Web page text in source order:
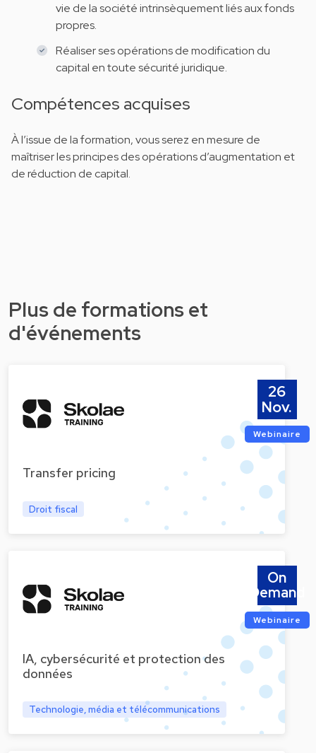
vie de la société intrinsèquement liés aux fonds
propres.
Réaliser ses opérations de modification du
capital en toute sécurité juridique.
Compétences acquises
À l’issue de la formation, vous serez en mesure de
maîtriser les principes des opérations d’augmentation et
de réduction de capital.
Plus de formations et
d'événements
Transfer pricing
Droit fiscal
26
Nov.
Webinaire
IA, cybersécurité et protection des
données
Technologie, média et télécommunications
On
Demand
Webinaire